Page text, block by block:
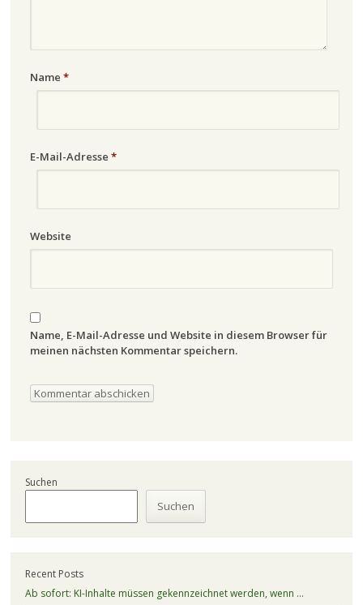
Name *
E-Mail-Adresse *
Website
Name, E-Mail-Adresse und Website in diesem Browser für
meinen nächsten Kommentar speichern.
Suchen
Suchen
Recent Posts
Ab sofort: KI-Inhalte müssen gekennzeichnet werden, wenn …